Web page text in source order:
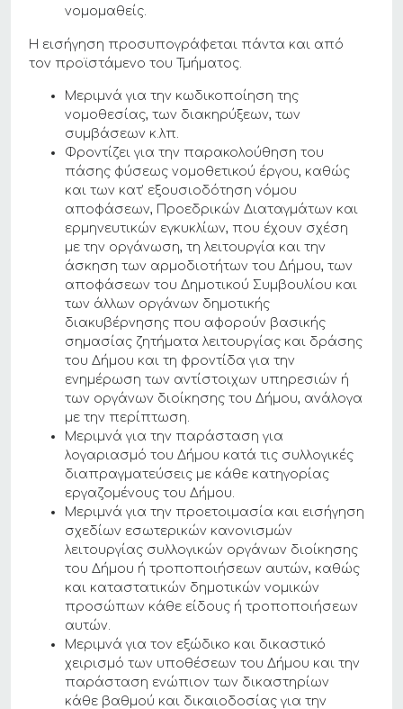
νομομαθείς.
Η εισήγηση προσυπογράφεται πάντα και από
τον προϊστάμενο του Τμήματος.
Μεριμνά για την κωδικοποίηση της
νομοθεσίας, των διακηρύξεων, των
συμβάσεων κ.λπ.
Φροντίζει για την παρακολούθηση του
πάσης φύσεως νομοθετικού έργου, καθώς
και των κατ’ εξουσιοδότηση νόμου
αποφάσεων, Προεδρικών Διαταγμάτων και
ερμηνευτικών εγκυκλίων, που έχουν σχέση
με την οργάνωση, τη λειτουργία και την
άσκηση των αρμοδιοτήτων του Δήμου, των
αποφάσεων του Δημοτικού Συμβουλίου και
των άλλων οργάνων δημοτικής
διακυβέρνησης που αφορούν βασικής
σημασίας ζητήματα λειτουργίας και δράσης
του Δήμου και τη φροντίδα για την
ενημέρωση των αντίστοιχων υπηρεσιών ή
των οργάνων διοίκησης του Δήμου, ανάλογα
με την περίπτωση.
Μεριμνά για την παράσταση για
λογαριασμό του Δήμου κατά τις συλλογικές
διαπραγματεύσεις με κάθε κατηγορίας
εργαζομένους του Δήμου.
Μεριμνά για την προετοιμασία και εισήγηση
σχεδίων εσωτερικών κανονισμών
λειτουργίας συλλογικών οργάνων διοίκησης
του Δήμου ή τροποποιήσεων αυτών, καθώς
και καταστατικών δημοτικών νομικών
προσώπων κάθε είδους ή τροποποιήσεων
αυτών.
Μεριμνά για τον εξώδικο και δικαστικό
χειρισμό των υποθέσεων του Δήμου και την
παράσταση ενώπιον των δικαστηρίων
κάθε βαθμού και δικαιοδοσίας για την